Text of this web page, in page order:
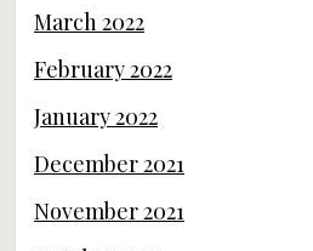
March 2022
February 2022
January 2022
December 2021
November 2021